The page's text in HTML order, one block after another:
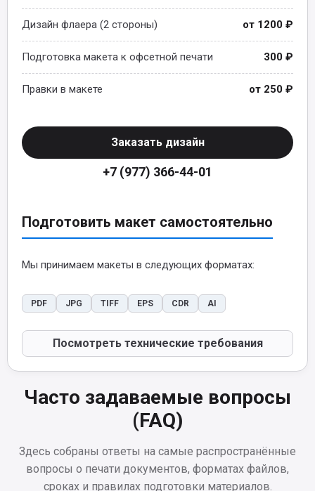
Дизайн флаера (2 стороны) от 1200 ₽
Подготовка макета к офсетной печати 300 ₽
Правки в макете от 250 ₽
Заказать дизайн
+7 (977) 366-44-01
Подготовить макет самостоятельно
Мы принимаем макеты в следующих форматах:
PDF JPG TIFF EPS CDR AI
Посмотреть технические требования
Часто задаваемые вопросы
(FAQ)
Здесь собраны ответы на самые распространённые
вопросы о печати документов, форматах файлов,
сроках и правилах подготовки материалов.